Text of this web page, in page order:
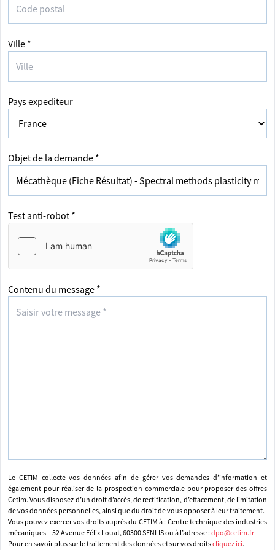
Ville *
Pays expediteur
Objet de la demande *
Test anti-robot *
Contenu du message *
Le CETIM collecte vos données afin de gérer vos demandes d’information et
également pour réaliser de la prospection commerciale pour proposer des offres
Cetim. Vous disposez d’un droit d’accès, de rectification, d’effacement, de limitation
de vos données personnelles, ainsi que du droit de vous opposer à leur traitement.
Vous pouvez exercer vos droits auprès du CETIM à : Centre technique des industries
mécaniques – 52 Avenue Félix Louat, 60300 SENLIS ou à l’adresse : dpo@cetim.fr
Pour en savoir plus sur le traitement des données et sur vos droitscliquez ici.